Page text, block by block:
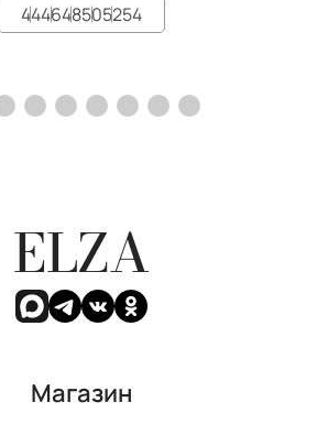
444648505254
ELZA
Магазин